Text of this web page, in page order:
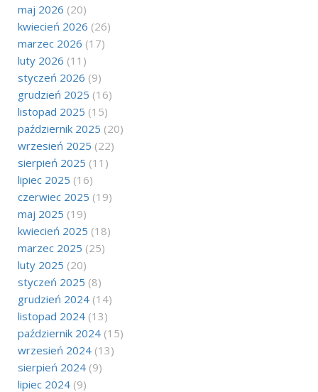
maj 2026 (20)
kwiecień 2026 (26)
marzec 2026 (17)
luty 2026 (11)
styczeń 2026 (9)
grudzień 2025 (16)
listopad 2025 (15)
październik 2025 (20)
wrzesień 2025 (22)
sierpień 2025 (11)
lipiec 2025 (16)
czerwiec 2025 (19)
maj 2025 (19)
kwiecień 2025 (18)
marzec 2025 (25)
luty 2025 (20)
styczeń 2025 (8)
grudzień 2024 (14)
listopad 2024 (13)
październik 2024 (15)
wrzesień 2024 (13)
sierpień 2024 (9)
lipiec 2024 (9)